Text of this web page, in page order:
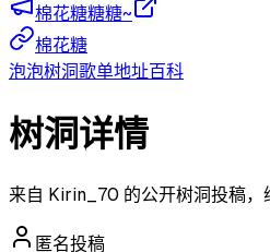
棉花糖糖糖~
棉花糖
泡泡树洞歌单地址百科
树洞详情
来自 Kirin_70 的公开树洞投稿
匿名投稿